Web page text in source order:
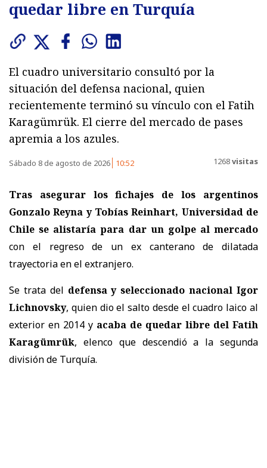
quedar libre en Turquía
El cuadro universitario consultó por la
situación del defensa nacional, quien
recientemente terminó su vínculo con el Fatih
Karagümrük. El cierre del mercado de pases
apremia a los azules.
Sábado 8 de agosto de 2026 10:52 1268visitas
Tras asegurar los fichajes de los argentinos
Gonzalo Reyna y Tobías Reinhart, Universidad de
Chile se alistaría para dar un golpe al mercado
con el regreso de un ex canterano de dilatada
trayectoria en el extranjero.
Se trata del defensa y seleccionado nacional Igor
Lichnovsky, quien dio el salto desde el cuadro laico al
exterior en 2014 y acaba de quedar libre del Fatih
Karagümrük, elenco que descendió a la segunda
división de Turquía.